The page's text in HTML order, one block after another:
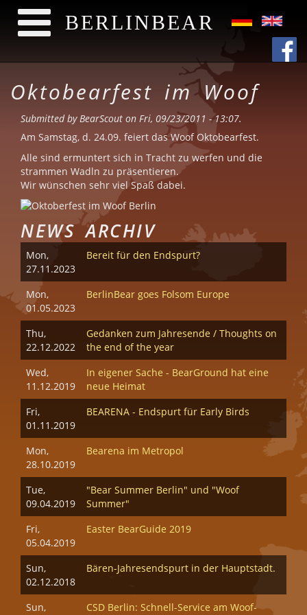
BERLINBEAR
Oktobearfest im Woof
Submitted byBearScout on Fri, 09/23/2011 - 13:07.
Am Samstag, d. 24.09. feiert das Woof Oktobearfest.
Alle sind ermuntert sich in Tracht zu werfen und die
strammen Wadln zu präsentieren.
Wir wünschen sehr viel Spaß dabei.
NEWS ARCHIV
Mon,
27.11.2023
Bereit für den Endspurt?
Mon,
01.05.2023
BerlinBear goes Folsom Europe
Thu,
22.12.2022
Gedanken zum Jahresende / Thoughts on
the end of the year
Wed,
11.12.2019
In eigener Sache - BearGround hat eine
neue Heimat
Fri,
01.11.2019
BEARENA - Endspurt für Early Birds
Mon,
28.10.2019
Bearena im Metropol
Tue,
09.04.2019
"Bear Summer Berlin" und "Woof
Summer"
Fri,
05.04.2019
Easter BearGuide 2019
Sun,
02.12.2018
Bären-Jahresendspurt in der Hauptstadt.
Sun,
CSD Berlin: Schnell-Service am Woof-